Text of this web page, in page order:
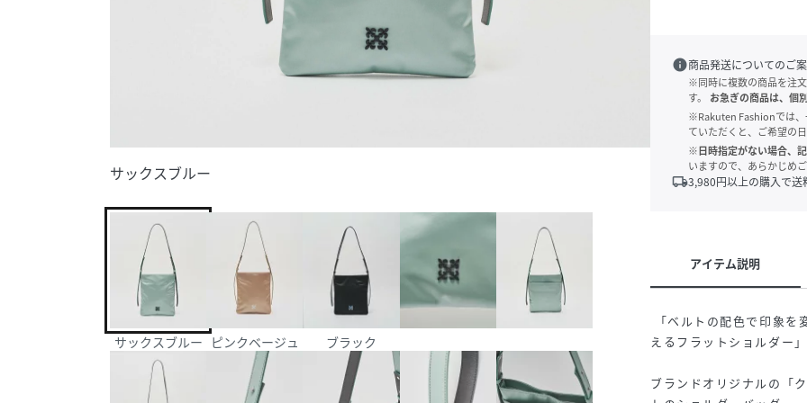
サックスブルー
サックスブルー ピンクベージュ ブラック
info商品発送についてのご
※同時に複数の商品を注
す。
お急ぎの商品は、個
※Rakuten Fashionでは、
ていただくと、ご希望の
※日時指定がない場合、
いますので、あらかじめ
local_shipping3,980円以上の購入で送
アイテム説明
「ベルトの配色で印象
えるフラットショルダー」
ブランドオリジナルの「